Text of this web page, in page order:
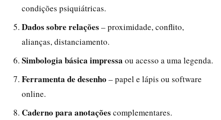
condições psiquiátricas.
Dados sobre relações – proximidade, conflito,
alianças, distanciamento.
Simbologia básica impressa ou acesso a uma legenda.
Ferramenta de desenho – papel e lápis ou software
online.
Caderno para anotações complementares.